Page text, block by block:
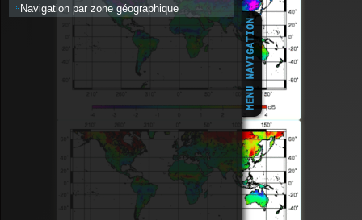
Navigation par zone géographique